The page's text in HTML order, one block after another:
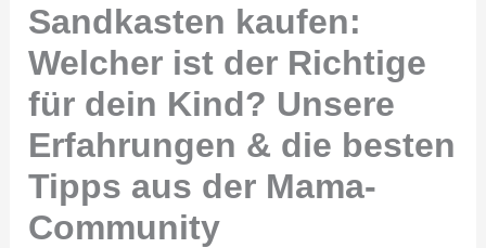
Sandkasten kaufen:
Welcher ist der Richtige
für dein Kind? Unsere
Erfahrungen & die besten
Tipps aus der Mama-
Community